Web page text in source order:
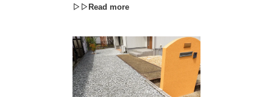
▷▷Read more